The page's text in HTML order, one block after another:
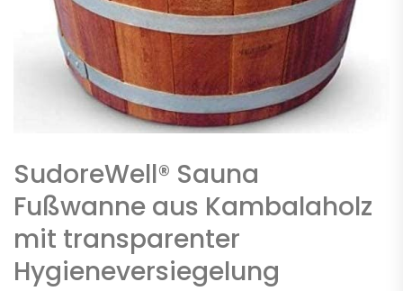
SudoreWell® Sauna
Fußwanne aus Kambalaholz
mit transparenter
Hygieneversiegelung